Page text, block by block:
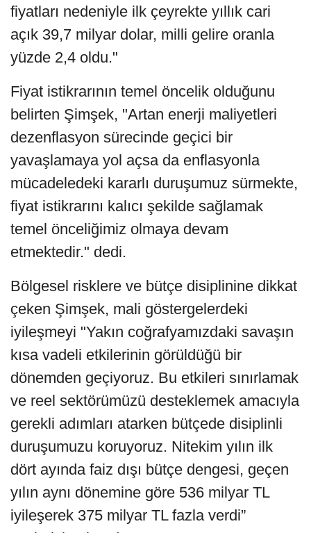
fiyatları nedeniyle ilk çeyrekte yıllık cari
açık 39,7 milyar dolar, milli gelire oranla
yüzde 2,4 oldu."
Fiyat istikrarının temel öncelik olduğunu
belirten Şimşek, "Artan enerji maliyetleri
dezenflasyon sürecinde geçici bir
yavaşlamaya yol açsa da enflasyonla
mücadeledeki kararlı duruşumuz sürmekte,
fiyat istikrarını kalıcı şekilde sağlamak
temel önceliğimiz olmaya devam
etmektedir." dedi.
Bölgesel risklere ve bütçe disiplinine dikkat
çeken Şimşek, mali göstergelerdeki
iyileşmeyi "Yakın coğrafyamızdaki savaşın
kısa vadeli etkilerinin görüldüğü bir
dönemden geçiyoruz. Bu etkileri sınırlamak
ve reel sektörümüzü desteklemek amacıyla
gerekli adımları atarken bütçede disiplinli
duruşumuzu koruyoruz. Nitekim yılın ilk
dört ayında faiz dışı bütçe dengesi, geçen
yılın aynı dönemine göre 536 milyar TL
iyileşerek 375 milyar TL fazla verdi”